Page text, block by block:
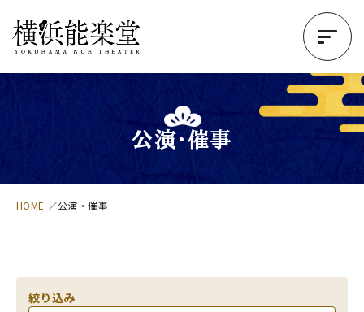
公演・催事
HOME 公演・催事
絞り込み